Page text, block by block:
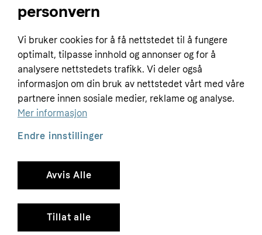
Home
Customer service
Terms & conditions
Privacy policy
Tracking technology notice
Business
Sell with Klarna
Contact us
Global
Klarna.com
personvern
Vi bruker cookies for å få nettstedet til å fungere
optimalt, tilpasse innhold og annonser og for å
analysere nettstedets trafikk. Vi deler også
informasjon om din bruk av nettstedet vårt med våre
partnere innen sosiale medier, reklame og analyse.
Mer informasjon
Avvis Alle
Tillat alle
Endre innstillinger